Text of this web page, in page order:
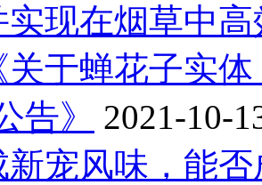
实现在烟草中
于蝉花子实
告》
2021-10-
新宠风味，能